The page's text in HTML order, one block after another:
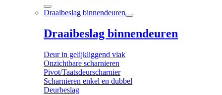
Draaibeslag binnendeuren
Draaibeslag binnendeuren
Deur in gelijkliggend vlak
Onzichtbare scharnieren
Pivot/Taatsdeurscharnier
Scharnieren enkel en dubbel
Deurbeslag